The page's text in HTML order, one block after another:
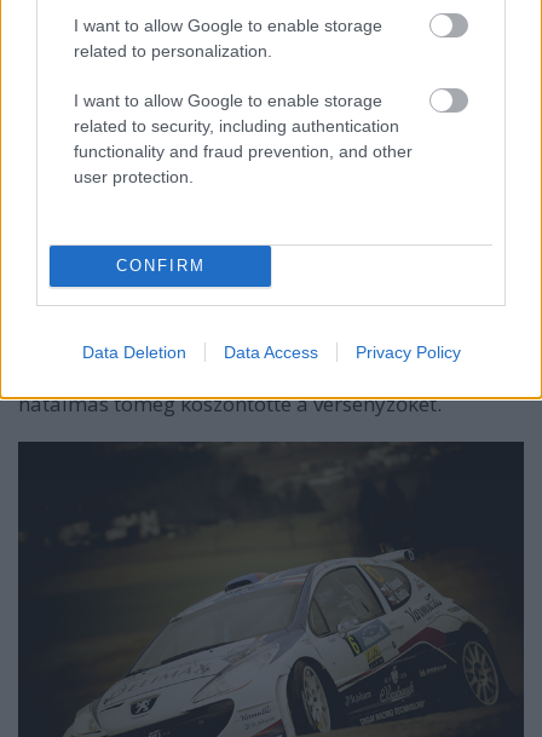
I want to allow Google to enable storage
related to personalization.
I want to allow Google to enable storage
related to security, including authentication
functionality and fraud prevention, and other
user protection.
CONFIRM
Data Deletion Data Access Privacy Policy
hatalmas tömeg köszöntötte a versenyzőket.